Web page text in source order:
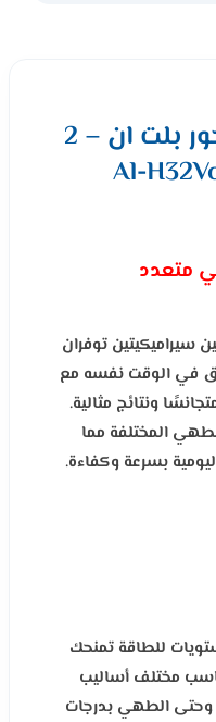
سطح كهربائي ألجور بلت ان – 2
متعدد
سيراميكيتين توفران
في الوقت نفسه مع
ونتائج مثالية.
المختلفة مما
بسرعة وكفاءة.
ألجور مزود بـ 9 مستويات للطاقة تمنحك
مختلف أساليب
وحتى الطهي بدرجات